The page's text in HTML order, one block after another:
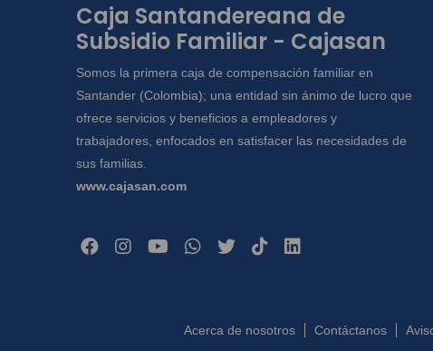
Caja Santandereana de
Subsidio Familiar - Cajasan
Somos la primera caja de compensación familiar en
Santander (Colombia); una entidad sin ánimo de lucro que
ofrece servicios y beneficios a empleadores y
trabajadores, enfocados en satisfacer las necesidades de
sus familias.
www.cajasan.com
Acerca de nosotros Contáctanos